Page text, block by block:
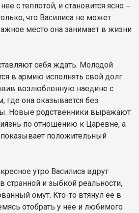
с теплотой, и становится ясно ‒
что Василиса не может
место она занимает в жизни
себя ждать. Молодой
в армию исполнять свой долг
возлюбленную наедине с
она оказывается без
Новые родственники выражают
по отношению к Царевне, а
показывает положительный
утро Василиса вдруг
странной и зыбкой реальности,
омут. Кто-то втянул ее в
отобрать у нее и любимого